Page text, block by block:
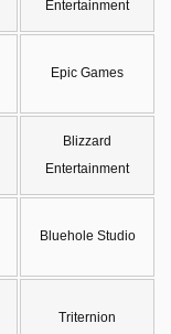
Entertainment
Epic Games
Blizzard
Entertainment
Bluehole Studio
Triternion